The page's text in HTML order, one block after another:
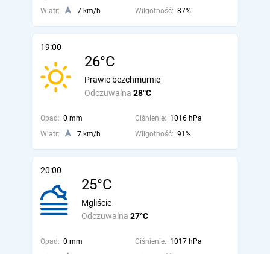
Wiatr:
7 km/h Wilgotność: 87%
19:00
26°C
Odczuwalna 28°C
Prawie bezchmurnie
Opad: 0 mm Ciśnienie: 1016 hPa
Wiatr:
7 km/h Wilgotność: 91%
20:00
25°C
Odczuwalna 27°C
Mgliście
Opad: 0 mm Ciśnienie: 1017 hPa